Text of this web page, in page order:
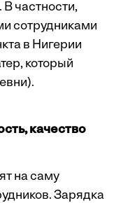
В частности,
сотрудниками
в Нигерии
который
качество
на саму
Зарядка